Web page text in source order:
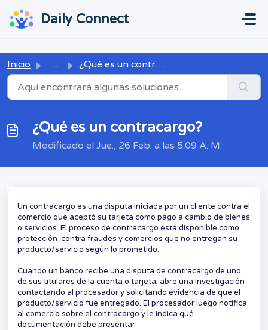
Daily Connect
Inicio ... ¿Qué es un contracargo?
¿Qué es un contracargo?
Modificado el Jue., 26 Feb. a las 5:09 A. M.
Un contracargo es una disputa iniciada por un cliente contra el
comercio que aceptó su tarjeta como pago a cambio de bienes
o servicios. El proceso de contracargo está disponible como
protección contra fraudes y comercios que no entregan su
producto/servicio según lo prometido.
Cuando un banco recibe una disputa de contracargo de uno
de sus titulares de la cuenta o tarjeta, abre una investigación
contactando al procesador y solicitando evidencia de que el
producto/servicio fue entregado. El procesador luego notifica
al comercio sobre el contracargo y le indica qué
documentación debe presentar.